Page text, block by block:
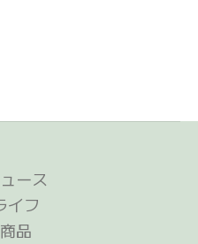
ース
イフ
品